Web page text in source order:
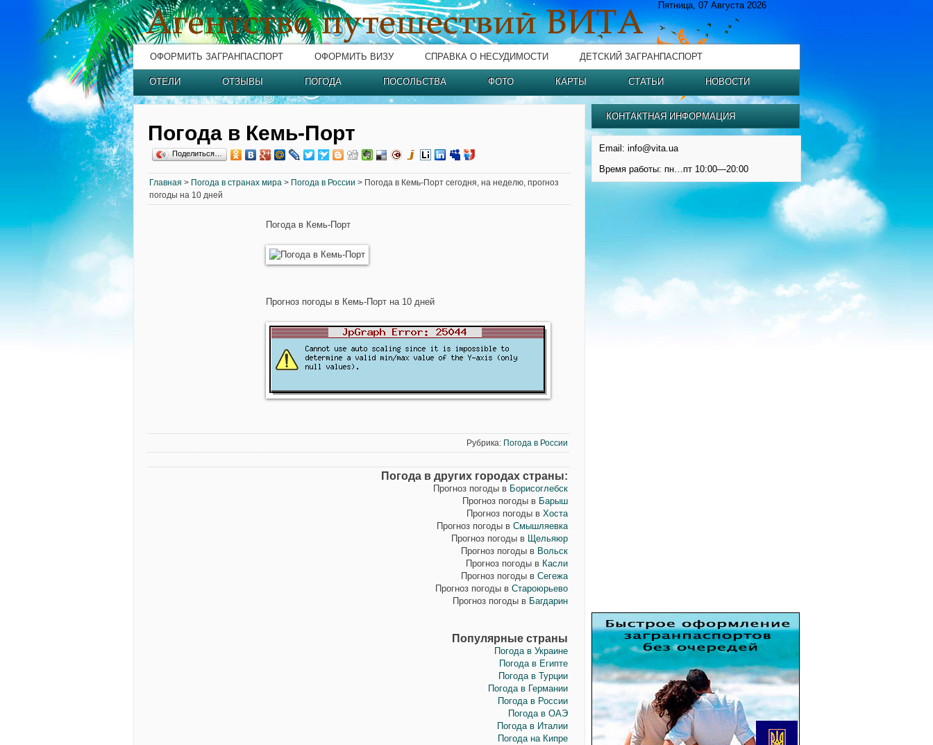
Пятница, 07 Августа 2026
ОФОРМИТЬ ЗАГРАНПАСПОРТ ОФОРМИТЬ ВИЗУ СПРАВКА О НЕСУДИМОСТИ ДЕТСКИЙ ЗАГРАНПАСПОРТ
ОТЕЛИ ОТЗЫВЫ ПОГОДА ПОСОЛЬСТВА ФОТО КАРТЫ СТАТЬИ НОВОСТИ
Погода в Кемь-Порт
Поделиться…
Главная > Погода в странах мира > Погода в России > Погода в Кемь-Порт сегодня, на неделю, прогноз
погоды на 10 дней
Погода в Кемь-Порт
Прогноз погоды в Кемь-Порт на 10 дней
Рубрика: Погода в России
Погода в других городах страны:
Прогноз погоды в Борисоглебск
Прогноз погоды в Барыш
Прогноз погоды в Хоста
Прогноз погоды в Смышляевка
Прогноз погоды в Щельяюр
Прогноз погоды в Вольск
Прогноз погоды в Касли
Прогноз погоды в Сегежа
Прогноз погоды в Староюрьево
Прогноз погоды в Багдарин
Популярные страны
Погода в Украине
Погода в Египте
Погода в Турции
Погода в Германии
Погода в России
Погода в ОАЭ
Погода в Италии
Погода на Кипре
КОНТАКТНАЯ ИНФОРМАЦИЯ
Email: info@vita.ua
Время работы: пн…пт 10:00—20:00